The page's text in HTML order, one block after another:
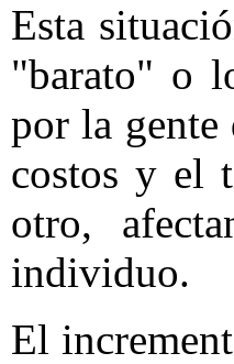
Esta
"barato" o
por la gente
costos y el
otro,
individuo.
El